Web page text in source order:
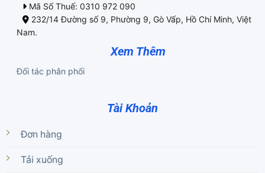
Mã Số Thuế: 0310 972 090
232/14 Đường số 9, Phường 9, Gò Vấp, Hồ Chí Minh, Việt
Nam.
Xem Thêm
Đối tác phân phối
Tài Khoản
Đơn hàng
Tải xuống